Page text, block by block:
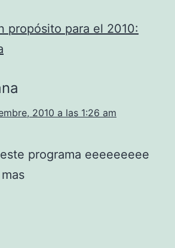
propósito para el 2010:
2010 a las 1:26 am
programa eeeeeeeee